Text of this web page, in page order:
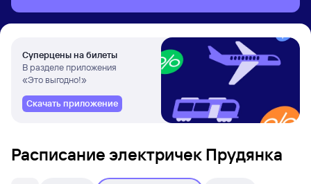
Суперцены на билеты
В разделе приложения
«Это выгодно!»
Скачать приложение
Расписание электричек Прудянка